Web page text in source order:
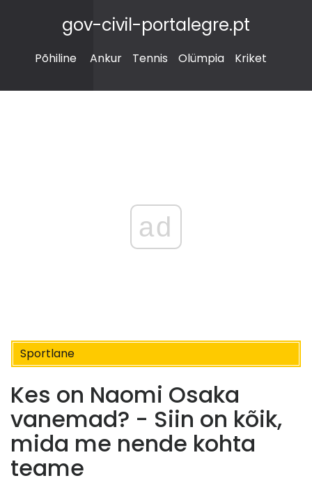
gov-civil-portalegre.pt
Põhiline Ankur Tennis Olümpia Kriket
ad
Sportlane
Kes on Naomi Osaka
vanemad? - Siin on kõik,
mida me nende kohta
teame